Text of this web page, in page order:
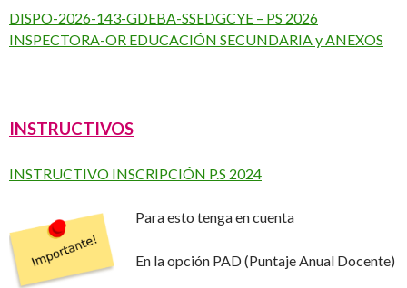
DISPO-2026-143-GDEBA-SSEDGCYE – PS 2026
INSPECTORA-OR EDUCACIÓN SECUNDARIA y ANEXOS
INSTRUCTIVOS
INSTRUCTIVO INSCRIPCIÓN P.S 2024
Para esto tenga en cuenta
En la opción PAD (Puntaje Anual Docente)